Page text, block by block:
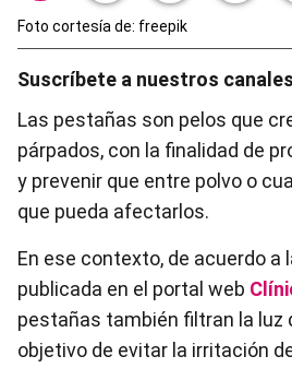
Foto cortesía de: freepik
Suscríbete a nuestros canales
Las pestañas son pelos que
párpados, con la finalidad de
y prevenir que entre polvo o
que pueda afectarlos.
En ese contexto, de acuerdo a
publicada en el portal web
pestañas también filtran la luz
objetivo de evitar la irritación